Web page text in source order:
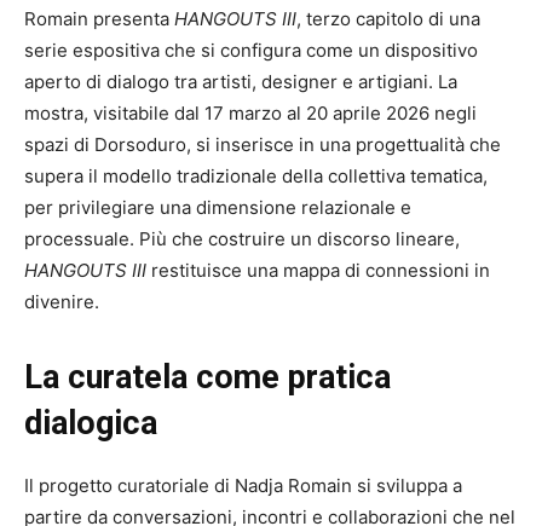
Romain presenta HANGOUTS III, terzo capitolo di una
serie espositiva che si configura come un dispositivo
aperto di dialogo tra artisti, designer e artigiani. La
mostra, visitabile dal 17 marzo al 20 aprile 2026 negli
spazi di Dorsoduro, si inserisce in una progettualità che
supera il modello tradizionale della collettiva tematica,
per privilegiare una dimensione relazionale e
processuale. Più che costruire un discorso lineare,
HANGOUTS III restituisce una mappa di connessioni in
divenire.
La curatela come pratica
dialogica
Il progetto curatoriale di Nadja Romain si sviluppa a
partire da conversazioni, incontri e collaborazioni che nel